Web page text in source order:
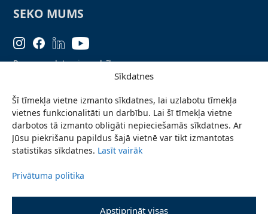
Sīkdatnes
Šī tīmekļa vietne izmanto sīkdatnes, lai uzlabotu tīmekļa
vietnes funkcionalitāti un darbību. Lai šī tīmekļa vietne
darbotos tā izmanto obligāti nepieciešamās sīkdatnes. Ar
Jūsu piekrišanu papildus šajā vietnē var tikt izmantotas
statistikas sīkdatnes. Lasīt vairāk
Privātuma politika
Apstiprināt visas
SEKO MUMS
Personas datu aizsardzība
Ziņo par problēmu
Pieteikties jaunumiem
Piekļūstamības paziņojums
© 2026 Valmieras novada pašvaldība